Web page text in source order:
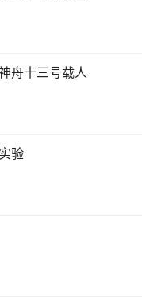
舟十三号载人
验